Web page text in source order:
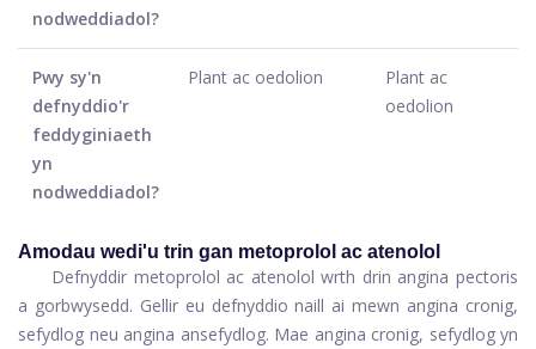
nodweddiadol?
Pwy sy'n
defnyddio'r
feddyginiaeth
yn
nodweddiadol?
Plant ac oedolion
Plant ac
oedolion
Amodau wedi'u trin gan metoprolol ac atenolol
Defnyddir metoprolol ac atenolol wrth drin angina pectoris
a gorbwysedd. Gellir eu defnyddio naill ai mewn angina cronig,
sefydlog neu angina ansefydlog. Mae angina cronig, sefydlog yn